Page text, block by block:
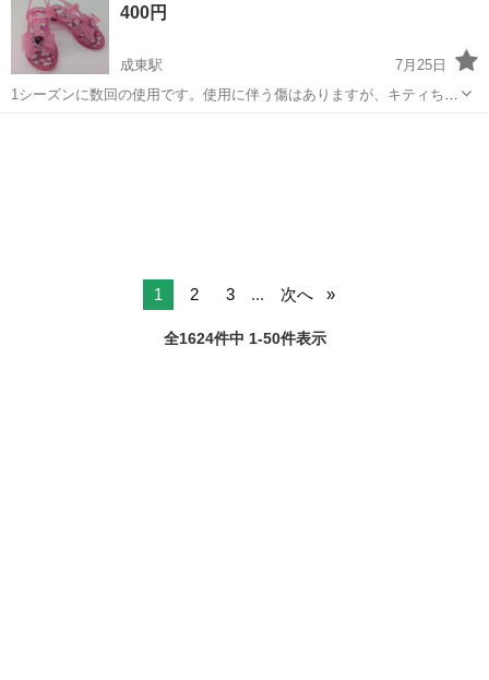
市》 人気の工場のお仕事 ◇電...
400円
成東駅
7月25日
1シーズンに数回の使用です。使用に伴う傷はありますが、キティちゃ
んのイラストなど綺麗でまだまだ使えると思います。靴裏の汚れは落
1 2 3 ... 次へ
全1624件中 1-50件表示